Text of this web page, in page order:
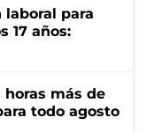
para
17 años:
horas más de
todo agosto